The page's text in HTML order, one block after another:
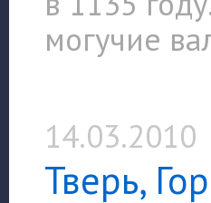
могучие
14.03.2010
Тверь,